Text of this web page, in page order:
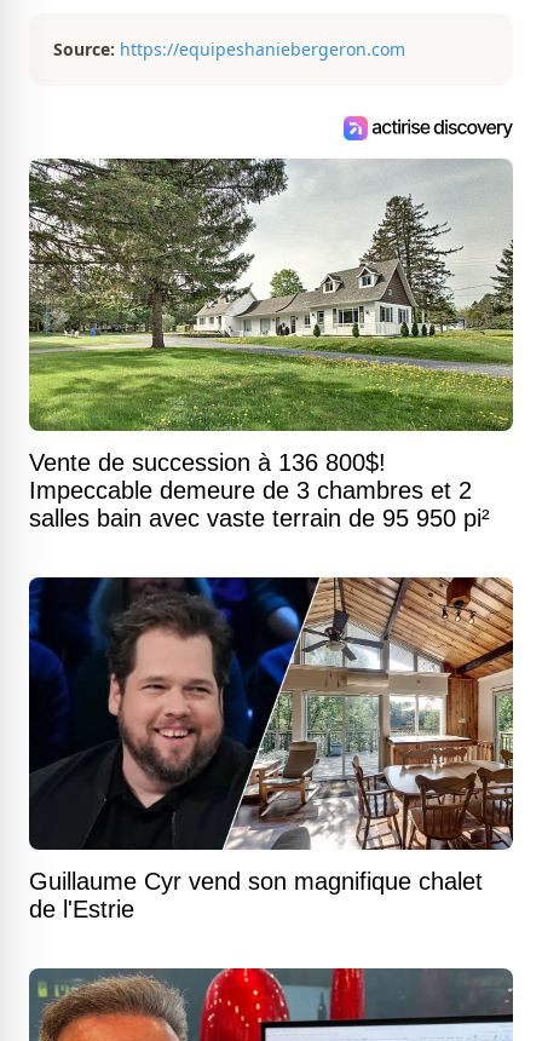
Source: https://equipeshaniebergeron.com
Vente de succession à 136 800$!
Impeccable demeure de 3 chambres et 2
salles bain avec vaste terrain de 95 950 pi²
Guillaume Cyr vend son magnifique chalet
de l'Estrie